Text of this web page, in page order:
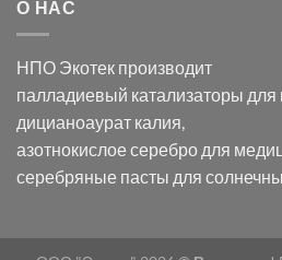
оксида
в
электролите
калий
дицианоаурат–
гексацианоферрата
О НАС
НПО Экотек производит
палладиевый катализаторы для
дицианоаурат калия
азотнокислое серебро для
серебряные пасты для